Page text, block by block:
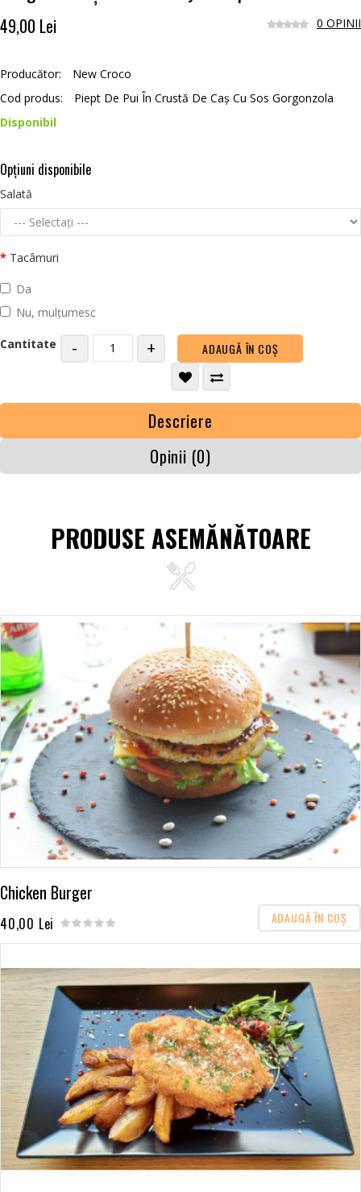
49,00 Lei 0 OPINII
Producător:
New Croco
Cod produs:
Piept De Pui În Crustă De Caș Cu Sos Gorgonzola
Disponibil
Opţiuni disponibile
Salată
Tacâmuri
Da
Nu, mulțumesc
Cantitate - + ADAUGĂ ÎN COŞ
Descriere
Opinii (0)
PRODUSE ASEMĂNĂTOARE
Chicken Burger
40,00 Lei ADAUGĂ ÎN COŞ